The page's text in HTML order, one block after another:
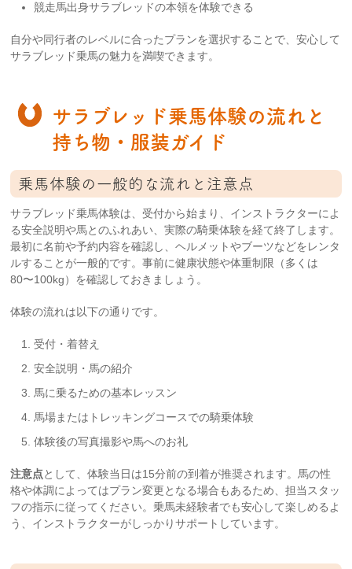
競走馬出身サラブレッドの本領を体験できる
自分や同行者のレベルに合ったプランを選択することで、安心して
サラブレッド乗馬の魅力を満喫できます。
サラブレッド乗馬体験の流れと
持ち物・服装ガイド
乗馬体験の一般的な流れと注意点
サラブレッド乗馬体験は、受付から始まり、インストラクターによ
る安全説明や馬とのふれあい、実際の騎乗体験を経て終了します。
最初に名前や予約内容を確認し、ヘルメットやブーツなどをレンタ
ルすることが一般的です。事前に健康状態や体重制限（多くは
80〜100kg）を確認しておきましょう。
体験の流れは以下の通りです。
受付・着替え
安全説明・馬の紹介
馬に乗るための基本レッスン
馬場またはトレッキングコースでの騎乗体験
体験後の写真撮影や馬へのお礼
注意点として、体験当日は15分前の到着が推奨されます。馬の性
格や体調によってはプラン変更となる場合もあるため、担当スタッ
フの指示に従ってください。乗馬未経験者でも安心して楽しめるよ
う、インストラクターがしっかりサポートしています。